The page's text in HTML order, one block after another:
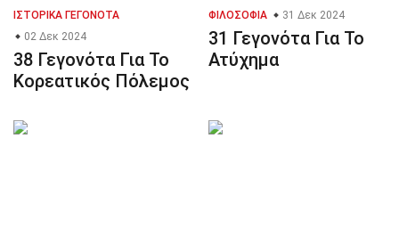
ΙΣΤΟΡΙΚΆ ΓΕΓΟΝΌΤΑ
02 Δεκ 2024
38 Γεγονότα Για Το
Κορεατικός Πόλεμος
ΦΙΛΟΣΟΦΊΑ 31 Δεκ 2024
31 Γεγονότα Για Το
Ατύχημα